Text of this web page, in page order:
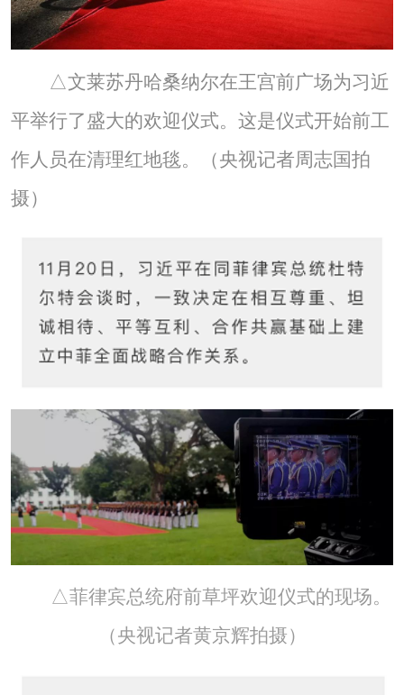
△文莱苏丹哈桑纳尔在王宫前广场为习近
平举行了盛大的欢迎仪式。这是仪式开始前工
作人员在清理红地毯。（央视记者周志国拍
摄）
△菲律宾总统府前草坪欢迎仪式的现场。
（央视记者黄京辉拍摄）